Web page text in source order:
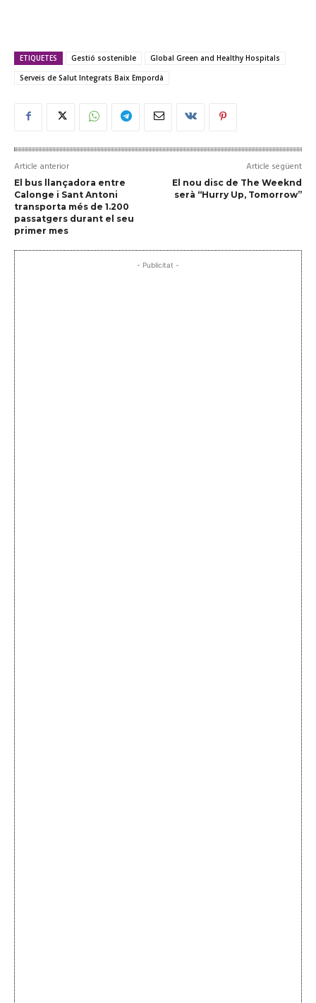
ETIQUETES Gestió sostenible
Global Green and Healthy Hospitals
Serveis de Salut Integrats Baix Empordà
Article anterior
El bus llançadora entre
Calonge i Sant Antoni
transporta més de 1.200
passatgers durant el seu
primer mes
Article següent
El nou disc de The Weeknd
serà “Hurry Up, Tomorrow”
- Publicitat -